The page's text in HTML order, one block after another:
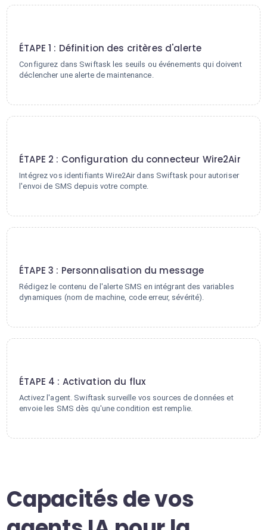
ÉTAPE 1 : Définition des critères d'alerte
Configurez dans Swiftask les seuils ou événements qui doivent
déclencher une alerte de maintenance.
ÉTAPE 2 : Configuration du connecteur Wire2Air
Intégrez vos identifiants Wire2Air dans Swiftask pour autoriser
l'envoi de SMS depuis votre compte.
ÉTAPE 3 : Personnalisation du message
Rédigez le contenu de l'alerte SMS en intégrant des variables
dynamiques (nom de machine, code erreur, sévérité).
ÉTAPE 4 : Activation du flux
Activez l'agent. Swiftask surveille vos sources de données et
envoie les SMS dès qu'une condition est remplie.
Capacités de vos